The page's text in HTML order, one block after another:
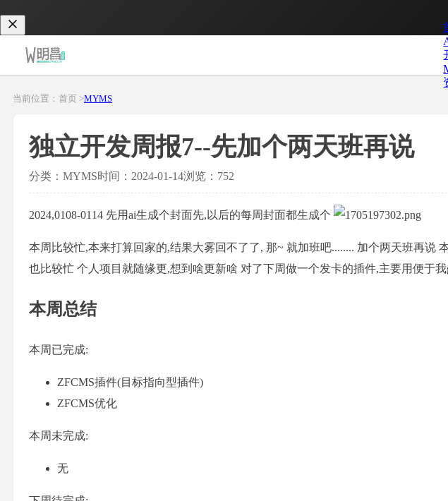
当前位置：首页 >MYMS
独立开发周报7--先加个两天班再说
分类：MYMS时间：2024-01-14浏览：752
2024,0108-0114 先用ai生成个封面先,以后的每周封面都生成个
本周比较忙,本来打算回家的,结果大雾回不了了, 那~ 就加班吧........ 加个两天班再说
也比较忙 个人项目就随缘更,想到啥更新啥 对了下周做一个发卡的插件,主要用便于
本周总结
本周已完成:
ZFCMS插件(目标指向型插件)
ZFCMS优化
本周未完成:
无